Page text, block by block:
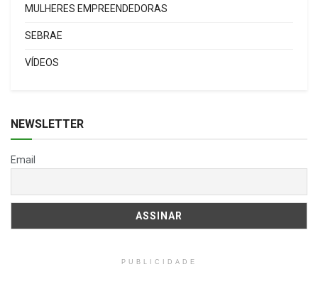
MULHERES EMPREENDEDORAS
SEBRAE
VÍDEOS
NEWSLETTER
Email
PUBLICIDADE